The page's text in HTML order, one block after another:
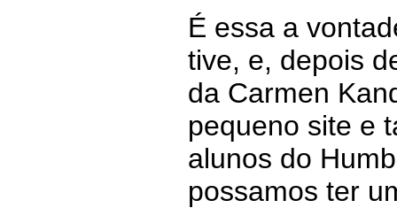
É essa a
tive, e, depois
da Carmen
pequeno site e
alunos do
possamos ter